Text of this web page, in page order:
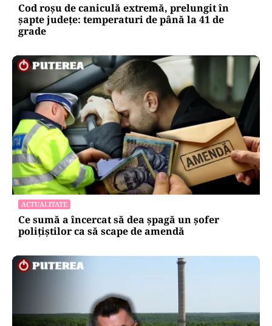
Cod roșu de caniculă extremă, prelungit în
șapte județe: temperaturi de până la 41 de
grade
ACTUALITATE
Ce sumă a încercat să dea șpagă un șofer
polițiștilor ca să scape de amendă